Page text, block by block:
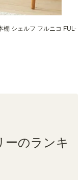
棚 シェルフ フルニコ FUL-
ーのランキ